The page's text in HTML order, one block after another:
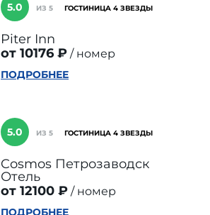
5.0 ИЗ 5 ГОСТИНИЦА 4 ЗВЕЗДЫ
Piter Inn
от 10176 ₽
номер
ПОДРОБНЕЕ
5.0 ИЗ 5 ГОСТИНИЦА 4 ЗВЕЗДЫ
Cosmos Петрозаводск
Отель
от 12100 ₽
номер
ПОДРОБНЕЕ